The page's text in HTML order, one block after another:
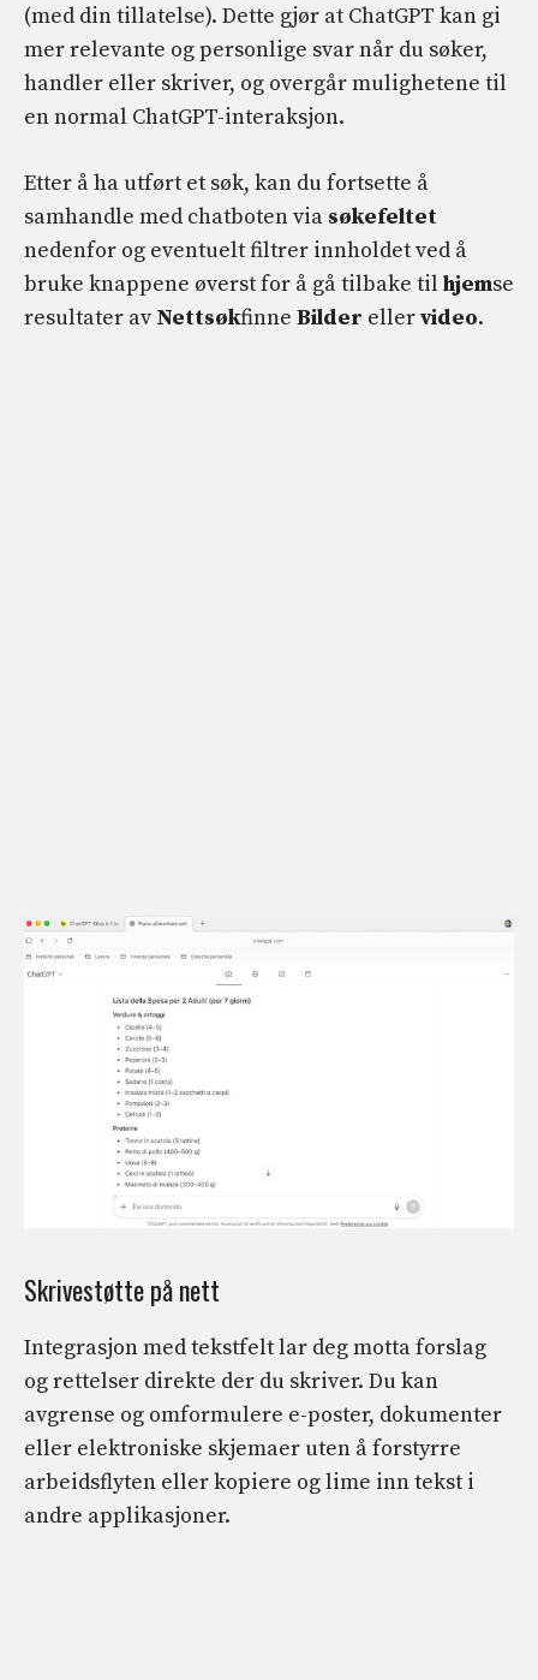
(med din tillatelse). Dette gjør at ChatGPT kan gi
mer relevante og personlige svar når du søker,
handler eller skriver, og overgår mulighetene til
en normal ChatGPT-interaksjon.
Etter å ha utført et søk, kan du fortsette å
samhandle med chatboten via søkefeltet
nedenfor og eventuelt filtrer innholdet ved å
bruke knappene øverst for å gå tilbake til hjemse
resultater av Nettsøkfinne Bilder ellervideo.
Skrivestøtte på nett
Integrasjon med tekstfelt lar deg motta forslag
og rettelser direkte der du skriver. Du kan
avgrense og omformulere e-poster, dokumenter
eller elektroniske skjemaer uten å forstyrre
arbeidsflyten eller kopiere og lime inn tekst i
andre applikasjoner.